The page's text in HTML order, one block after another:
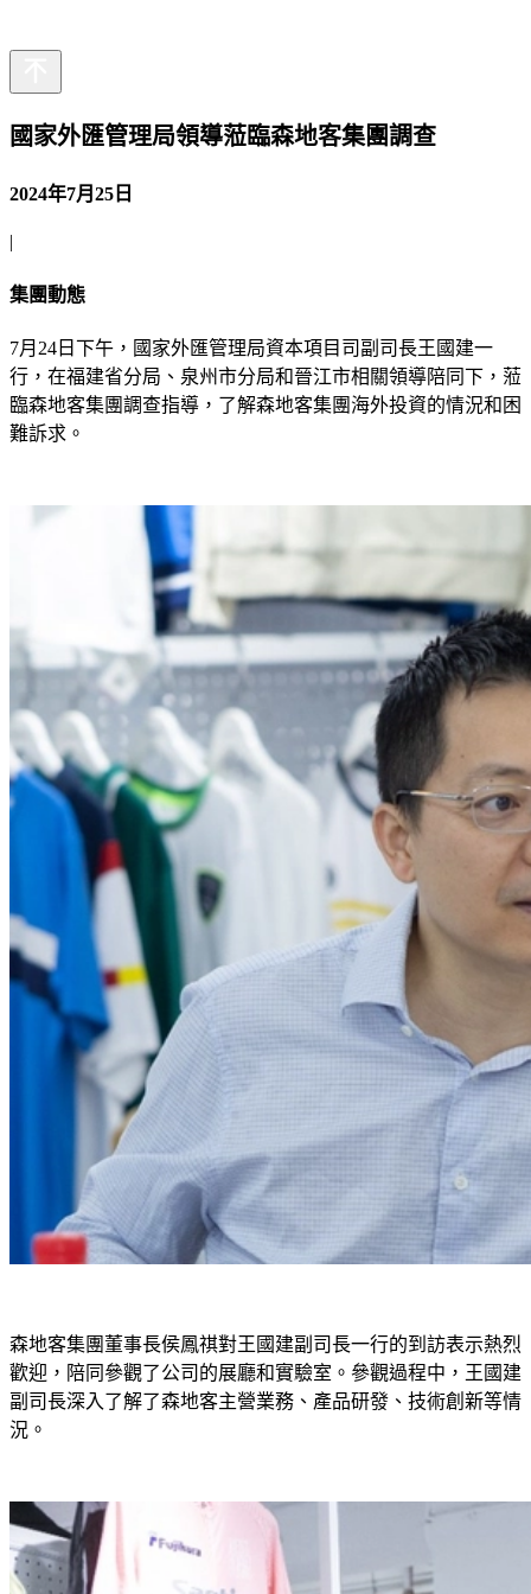
國家外匯管理局領導蒞臨森地客集團調查
2024年7月25日
集團動態
7月24日下午，國家外匯管理局資本項目司副司長王國建一
行，在福建省分局、泉州市分局和晉江市相關領導陪同下，蒞
臨森地客集團調查指導，了解森地客集團海外投資的情況和困
難訴求。
森地客集團董事長侯鳳祺對王國建副司長一行的到訪表示熱烈
歡迎，陪同參觀了公司的展廳和實驗室。參觀過程中，王國建
副司長深入了解了森地客主營業務、產品研發、技術創新等情
況。